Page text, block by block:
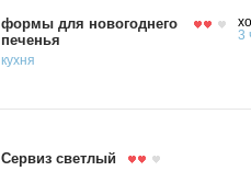
формы для новогоднего
печенья
3
кухня
Сервиз светлый